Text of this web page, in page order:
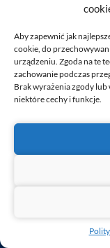
Aby zapewnić jak
cookie, do
urządzeniu. Zgoda na te
zachowanie podczas
Brak wyrażenia zgody
niektóre cechy i funkcje.
Prawo budowlane i
Obsługa prawna
Prawo własności
Kontakt
Ordnung der